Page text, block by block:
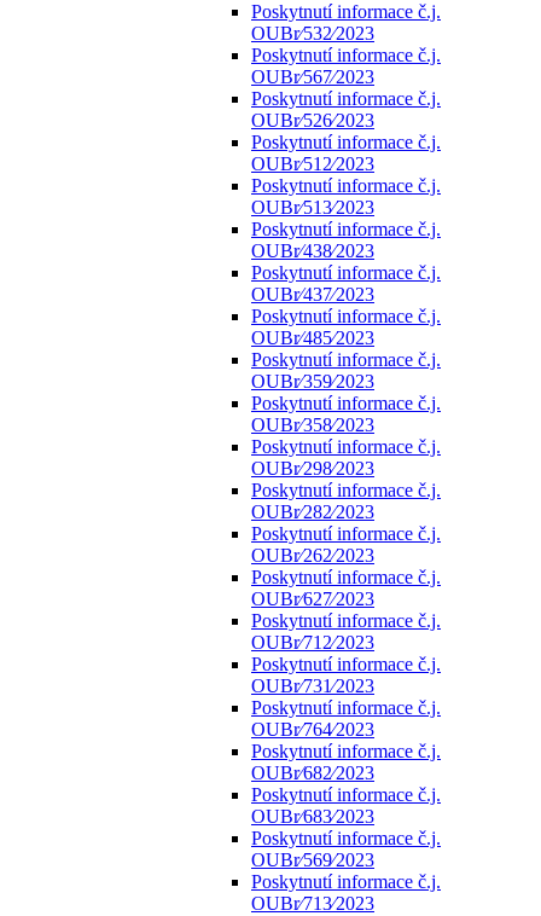
Poskytnutí informace č.j.
OUBr⁄532⁄2023
Poskytnutí informace č.j.
OUBr⁄567⁄2023
Poskytnutí informace č.j.
OUBr⁄526⁄2023
Poskytnutí informace č.j.
OUBr⁄512⁄2023
Poskytnutí informace č.j.
OUBr⁄513⁄2023
Poskytnutí informace č.j.
OUBr⁄438⁄2023
Poskytnutí informace č.j.
OUBr⁄437⁄2023
Poskytnutí informace č.j.
OUBr⁄485⁄2023
Poskytnutí informace č.j.
OUBr⁄359⁄2023
Poskytnutí informace č.j.
OUBr⁄358⁄2023
Poskytnutí informace č.j.
OUBr⁄298⁄2023
Poskytnutí informace č.j.
OUBr⁄282⁄2023
Poskytnutí informace č.j.
OUBr⁄262⁄2023
Poskytnutí informace č.j.
OUBr⁄627⁄2023
Poskytnutí informace č.j.
OUBr⁄712⁄2023
Poskytnutí informace č.j.
OUBr⁄731⁄2023
Poskytnutí informace č.j.
OUBr⁄764⁄2023
Poskytnutí informace č.j.
OUBr⁄682⁄2023
Poskytnutí informace č.j.
OUBr⁄683⁄2023
Poskytnutí informace č.j.
OUBr⁄569⁄2023
Poskytnutí informace č.j.
OUBr⁄713⁄2023